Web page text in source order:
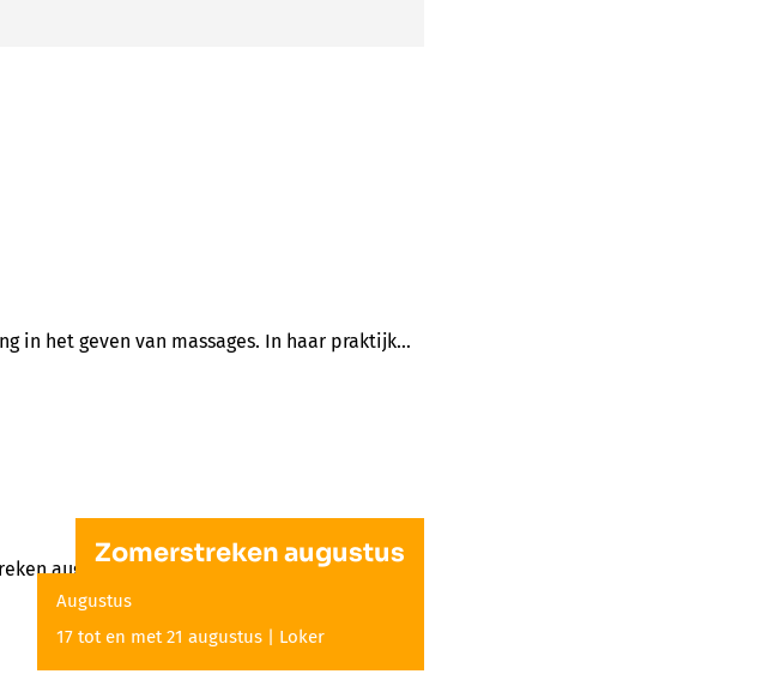
in het geven van massages. In haar praktijk…
augustus
Zomerstreken augustus
Augustus
17 tot en met 21 augustus | Loker